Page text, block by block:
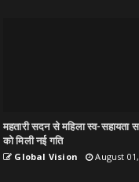
महतारी सदन से महिला स्व-सहायता
को मिली नई गति
Global Vision August